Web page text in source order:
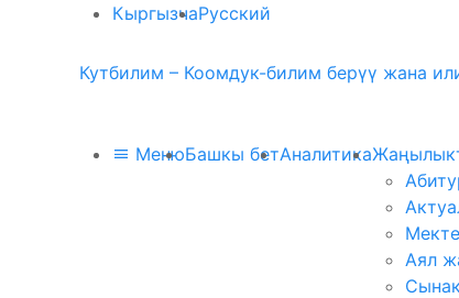
КыргызчаРусский
Кутбилим – Коомдук-билим берүү жана
МенюБашкы бетАналитика
Аял
Сынак